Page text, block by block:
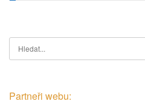
Search for:
Partneři webu: